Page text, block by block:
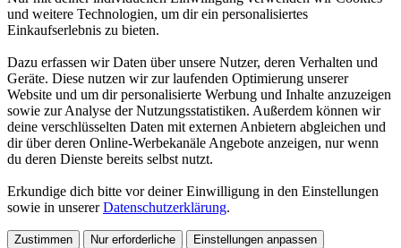
und weitere Technologien, um dir ein personalisiertes
Einkaufserlebnis zu bieten.
Dazu erfassen wir Daten über unsere Nutzer, deren Verhalten und
Geräte. Diese nutzen wir zur laufenden Optimierung unserer
Website und um dir personalisierte Werbung und Inhalte anzuzeigen
sowie zur Analyse der Nutzungsstatistiken. Außerdem können wir
deine verschlüsselten Daten mit externen Anbietern abgleichen und
dir über deren Online-Werbekanäle Angebote anzeigen, nur wenn
du deren Dienste bereits selbst nutzt.
Erkundige dich bitte vor deiner Einwilligung in den Einstellungen
sowie in unsererDatenschutzerklärung.
Zustimmen Nur erforderliche Einstellungen anpassen